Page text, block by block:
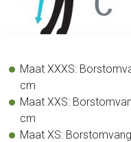
Maat XXXS:
cm
Maat XXS:
cm
Maat XS: